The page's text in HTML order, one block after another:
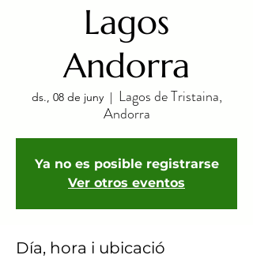
Lagos
Andorra
ds., 08 de juny
  |
Lagos de Tristaina,
Andorra
Ya no es posible registrarse
Ver otros eventos
Día, hora i ubicació